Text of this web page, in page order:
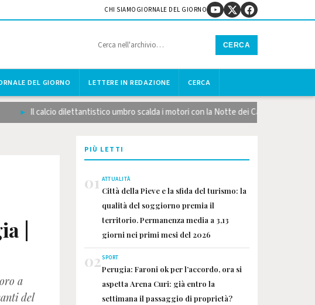
CHI SIAMO GIORNALE DEL GIORNO
CERCA
DEL GIORNO LETTERE IN REDAZIONE CERCA
Il calcio dilettantistico umbro scalda i motori con la Notte dei Calendari
|
a
del
PIÙ LETTI
01 ATTUALITÀ
Città della Pieve e la sfida del turismo: la
qualità del soggiorno premia il
territorio. Permanenza media a 3,13
giorni nei primi mesi del 2026
02SPORT
Perugia: Faroni ok per l’accordo, ora si
aspetta Arena Curi: già entro la
settimana il passaggio di proprietà?